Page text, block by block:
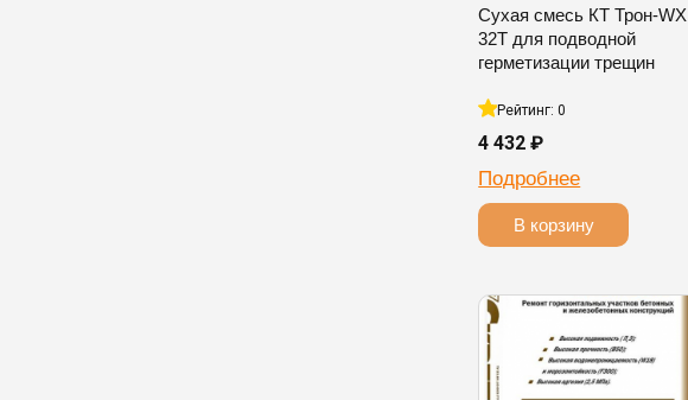
Сухая смесь КТ Трон-WX
32T для подводной
герметизации трещин
Рейтинг: 0
4 432 ₽
Подробнее
В корзину